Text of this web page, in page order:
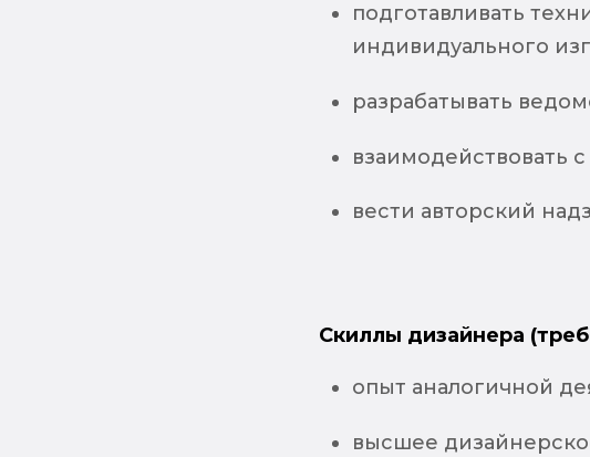
подготавливать
индивидуального
разрабатывать
взаимодействовать
вести авторский
Скиллы дизайнера
опыт аналогичной
высшее